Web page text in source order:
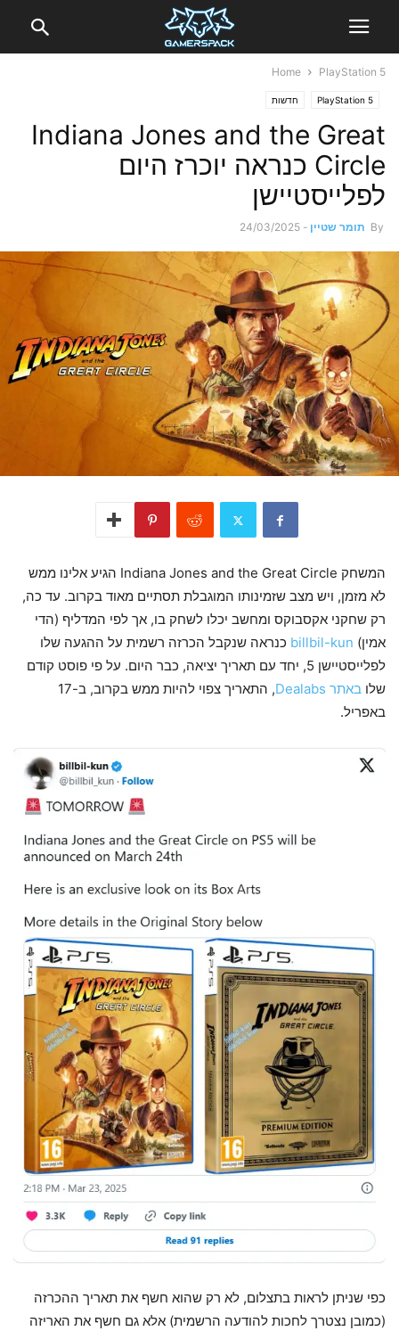
Home PlayStation 5
PlayStation 5 חדשות
Indiana Jones and the Great
Circle כנראה יוכרז היום
לפלייסטיישן
By תומר שטיין -
24/03/2025
המשחק Indiana Jones and the Great Circle הגיע אלינו ממש
לא מזמן, ויש מצב שזמינותו המוגבלת תסתיים מאוד בקרוב. עד כה,
רק שחקני אקסבוקס ומחשב יכלו לשחק בו, אך לפי המדליף (הדי
אמין) billbil-kun כנראה שנקבל הכרזה רשמית על ההגעה שלו
לפלייסטיישן 5, יחד עם תאריך יציאה, כבר היום. על פי פוסט קודם
שלו באתר Dealabs
, התאריך צפוי להיות ממש בקרוב, ב-17
באפריל.
כפי שניתן לראות בתצלום, לא רק שהוא חשף את תאריך ההכרזה
(כמובן נצטרך לחכות להודעה הרשמית) אלא גם חשף את האריזה